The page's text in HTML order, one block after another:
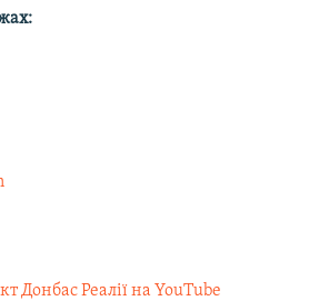
Донбас Реалії на YouTube